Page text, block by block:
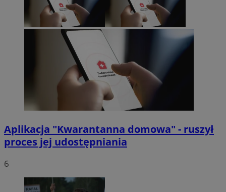
Aplikacja "Kwarantanna domowa" - ruszył
proces jej udostępniania
6